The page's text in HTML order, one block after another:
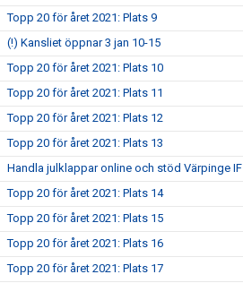
Topp 20 för året 2021: Plats 9
(!) Kansliet öppnar 3 jan 10-15
Topp 20 för året 2021: Plats 10
Topp 20 för året 2021: Plats 11
Topp 20 för året 2021: Plats 12
Topp 20 för året 2021: Plats 13
Handla julklappar online och stöd Värpinge IF
Topp 20 för året 2021: Plats 14
Topp 20 för året 2021: Plats 15
Topp 20 för året 2021: Plats 16
Topp 20 för året 2021: Plats 17